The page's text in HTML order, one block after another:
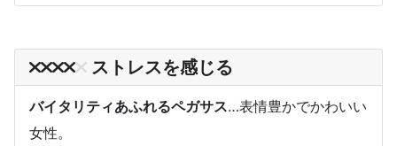
ストレスを感じる
バイタリティあふれるペガサス…表情豊かでかわいい
女性。